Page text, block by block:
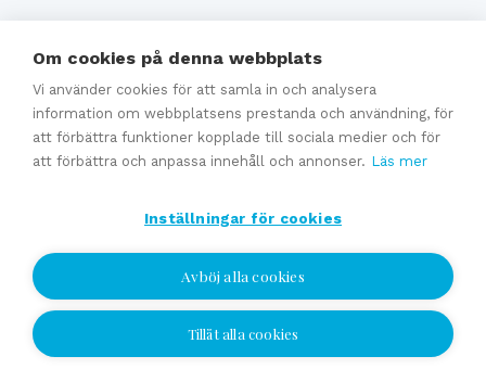
Se alla
Jag vill bli kontaktad
Om cookies på denna webbplats
Vi använder cookies för att samla in och analysera
information om webbplatsens prestanda och användning, för
att förbättra funktioner kopplade till sociala medier och för
att förbättra och anpassa innehåll och annonser. Läs mer
Inställningar för cookies
Avböj alla cookies
Tillåt alla cookies